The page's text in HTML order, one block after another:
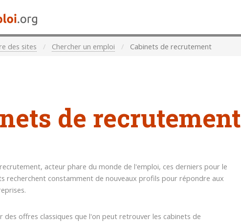
des sites Chercher un emploi Cabinets de recrutement
de recrutement
acteur phare du monde de l'emploi, ces derniers pour le
recherchent constamment de nouveaux profils pour répondre aux
des offres classiques que l'on peut retrouver les cabinets de